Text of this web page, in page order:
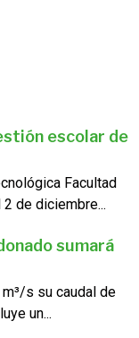
escolar de
Facultad
de diciembre...
sumará
s su caudal de
un...